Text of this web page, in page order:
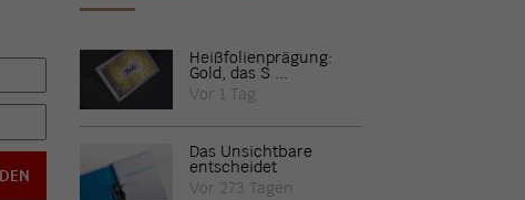
Heißfolienprägung:
Gold, das S ...
Vor 1 Tag
Das Unsichtbare
entscheidet
Vor 273 Tagen